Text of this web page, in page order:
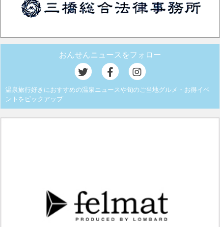
おんせんニュースをフォロー
温泉旅行好きにおすすめの温泉ニュースや旬のご当地グルメ・お得イベ
ントをピックアップ